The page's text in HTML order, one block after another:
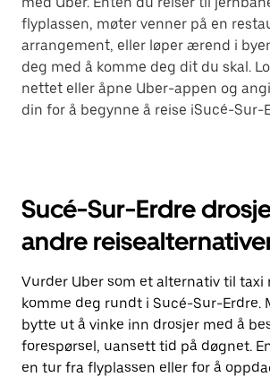
flyplassen, møter venner på en
arrangement, eller løper ærend i
deg med å komme deg dit du skal.
nettet eller åpne Uber-appen og
din for å begynne å reise iSucé-Sur-
Sucé-Sur-Erdre
andre
Vurder Uber som et alternativ til taxi
komme deg rundt i Sucé-Sur-Erdre.
bytte ut å vinke inn drosjer med å
forespørsel, uansett tid på døgnet.
en tur fra flyplassen eller for å